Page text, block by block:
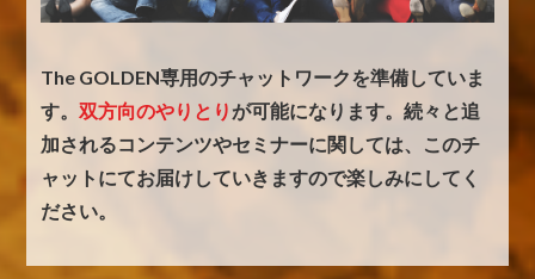
The GOLDEN専用のチャットワークを準備していま
す。双方向のやりとりが可能になります。続々と追
加されるコンテンツやセミナーに関しては、
このチ
ャットにてお届けしていきますので楽しみにしてく
ださい。